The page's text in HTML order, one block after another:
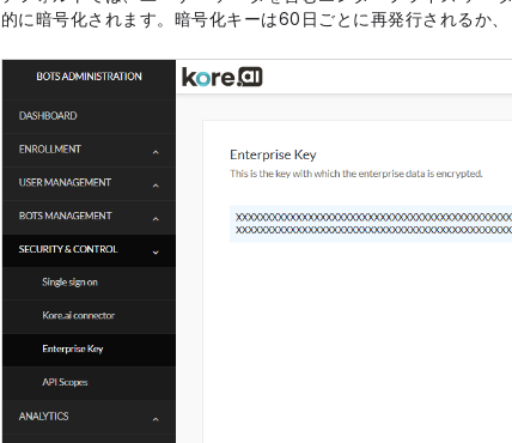
的に暗号化されます。暗号化キーは60日ごとに再発行されるか